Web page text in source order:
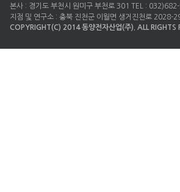
본사 : 경기도 부천시 원미구 부천로 301 TEL :
지점 및 연구소 : 충북 진천군 이월면 생거진천로 2028-
COPYRIGHT(C) 2014 동양전자산업(주). ALL RIGHTS